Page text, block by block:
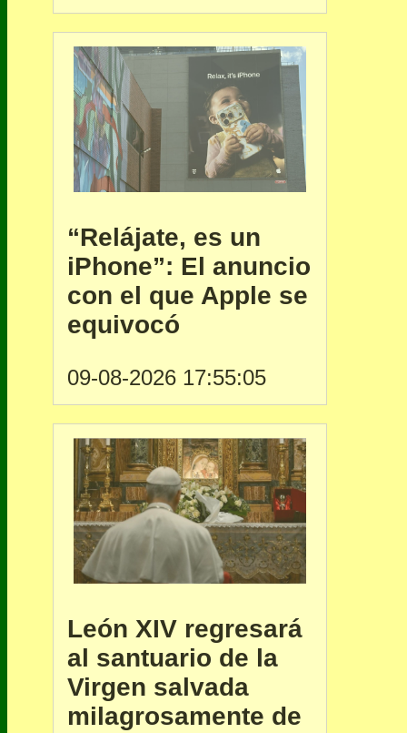
“Relájate, es un
iPhone”: El anuncio
con el que Apple se
equivocó
09-08-2026 17:55:05
León XIV regresará
al santuario de la
Virgen salvada
milagrosamente de